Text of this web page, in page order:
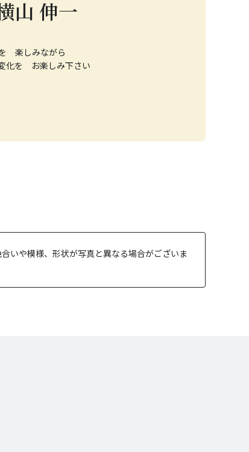
山 伸一
楽しみながら
化を お楽しみ下さい
いや模様、形状が写真と異なる場合がございま